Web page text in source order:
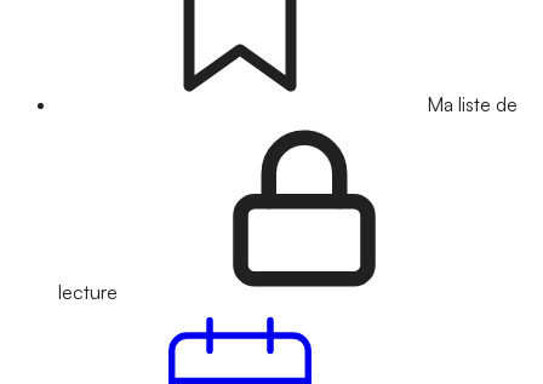
Ma liste de
lecture